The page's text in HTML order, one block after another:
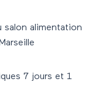
salon alimentation
Marseille
7 jours et 1